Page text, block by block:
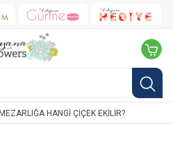
MEZARLIĞA HANGI ÇIÇEK EKILIR?